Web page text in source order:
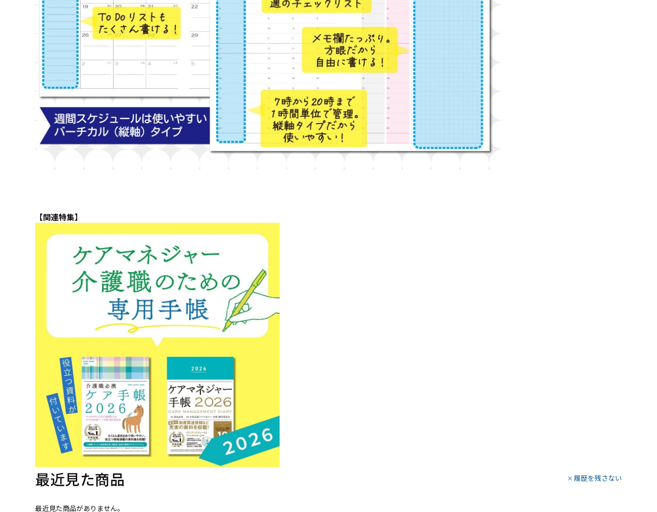
【関連特集】
最近見た商品
最近見た商品がありません。
履歴を残さない